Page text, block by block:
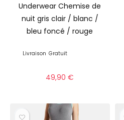
Underwear Chemise de
nuit gris clair / blanc /
bleu foncé / rouge
Livraison Gratuit
49,90€